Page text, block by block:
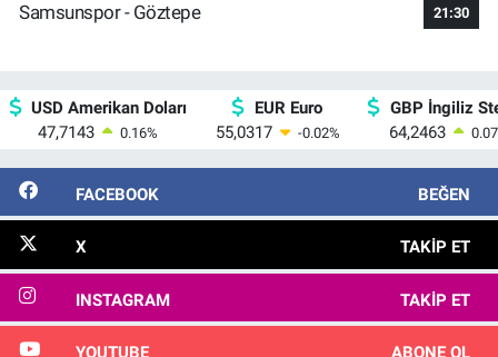
Samsunspor - Göztepe
21:30
USD Amerikan Doları
47,7143
0.16%
EUR Euro
55,0317
-0.02%
GBP İngiliz
64,2463
0.07
FACEBOOK BEĞEN
X TAKIP ET
INSTAGRAM TAKIP ET
YOUTUBE ABONE OL